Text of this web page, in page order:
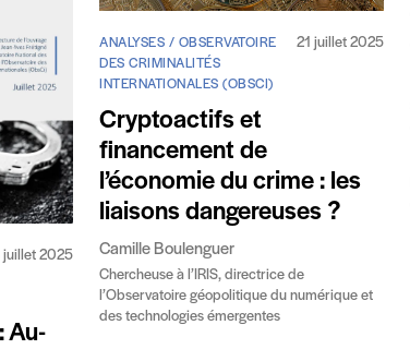
juillet 2025
Au-
ANALYSES / OBSERVATOIRE
DES CRIMINALITÉS
INTERNATIONALES (OBSCI)
21 juillet 2025
Cryptoactifs et
financement de
l’économie du crime : les
liaisons dangereuses ?
Camille Boulenguer
Chercheuse à l’IRIS, directrice de
l’Observatoire géopolitique du numérique et
des technologies émergentes